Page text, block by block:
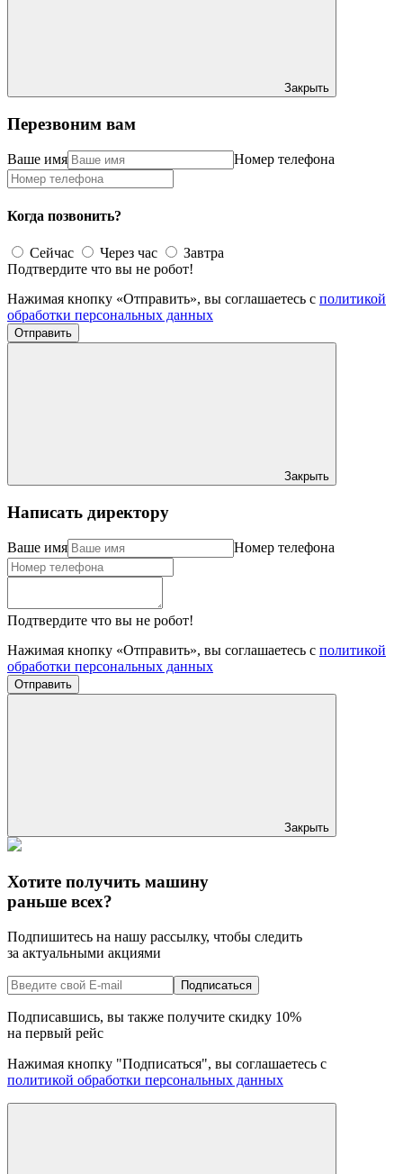
Закрыть
Перезвоним вам
Ваше имя Номер телефона
Когда позвонить?
Сейчас Через час
Завтра
Подтвердите что вы не робот!
Нажимая кнопку «Отправить», вы соглашаетесь с политикой
обработки персональных данных
Отправить
Закрыть
Написать директору
Ваше имя Номер телефона
Подтвердите что вы не робот!
Нажимая кнопку «Отправить», вы соглашаетесь с политикой
обработки персональных данных
Отправить
Закрыть
Хотите получить машину
раньше всех?
Подпишитесь на нашу рассылку, чтобы следить
за актуальными акциями
Подписаться
Подписавшись, вы также получите скидку 10%
на первый рейс
Нажимая кнопку "Подписаться", вы соглашаетесь с
политикой обработки персональных данных